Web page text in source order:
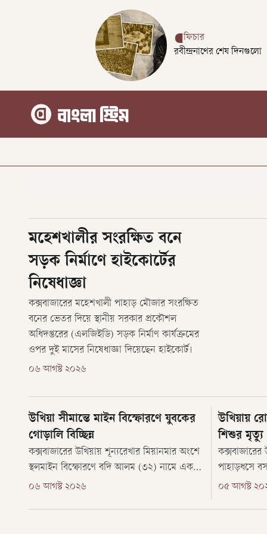
ফিচার
রবীন্দ্রনাথের শেষ দিনগুলো
মহেশখালীর সংরক্ষিত বনে
সড়ক নির্মাণে হাইকোর্টের
নিষেধাজ্ঞা
কক্সবাজারের মহেশখালী পাহাড় মৌজার সংরক্ষিত
বনের ভেতর দিয়ে স্থানীয় সরকার প্রকৌশল
অধিদপ্তরের (এলজিইডি) সড়ক নির্মাণ কার্যক্রমের
ওপর দুই মাসের নিষেধাজ্ঞা দিয়েছেন হাইকোর্ট।
০৬ আগস্ট ২০২৬
উখিয়া সীমান্তে মাইন বিস্ফোরণে যুবকের
গোড়ালি বিচ্ছিন্ন
কক্সবাজারের উখিয়ায় শূন্যরেখার মিয়ানমার অংশে
স্থলমাইন বিস্ফোরণে বদি আলম (৩২) নামে এক
বাংলাদেশি গুরুতর আহত হয়েছেন। বিস্ফোরণের
০৬ আগস্ট ২০২৬
উখিয়ায়
শিশুর মৃত্যু
কক্সবাজারের
পাহাড়ধসে
হয়েছে।
নিহত
০৫ আগস্ট